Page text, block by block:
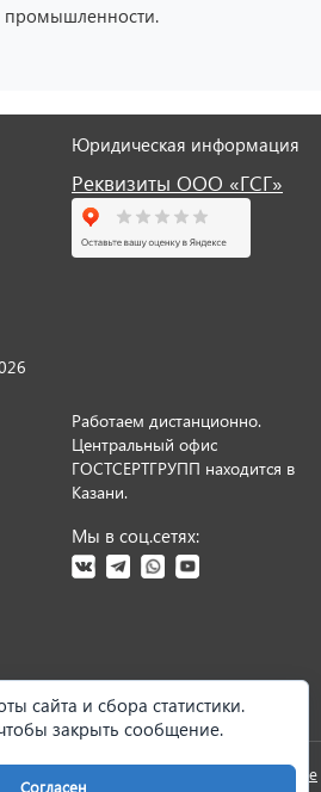
промышленности.
Юридическая информация
Реквизиты ООО «ГСГ»
Работаем дистанционно.
Центральный офис
ГОСТСЕРТГРУПП находится в
Казани.
Мы в соц.сетях:
Карта сайта
Настройки cookie
сайта и сбора статистики.
закрыть сообщение.
Согласен